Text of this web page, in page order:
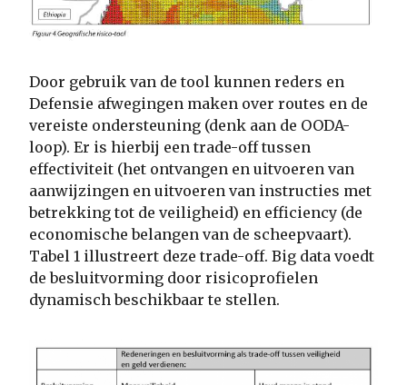
Door gebruik van de tool kunnen reders en
Defensie afwegingen maken over routes en de
vereiste ondersteuning (denk aan de OODA-
loop). Er is hierbij een trade-off tussen
effectiviteit (het ontvangen en uitvoeren van
aanwijzingen en uitvoeren van instructies met
betrekking tot de veiligheid) en efficiency (de
economische belangen van de scheepvaart).
Tabel 1 illustreert deze trade-off. Big data voedt
de besluitvorming door risicoprofielen
dynamisch beschikbaar te stellen.